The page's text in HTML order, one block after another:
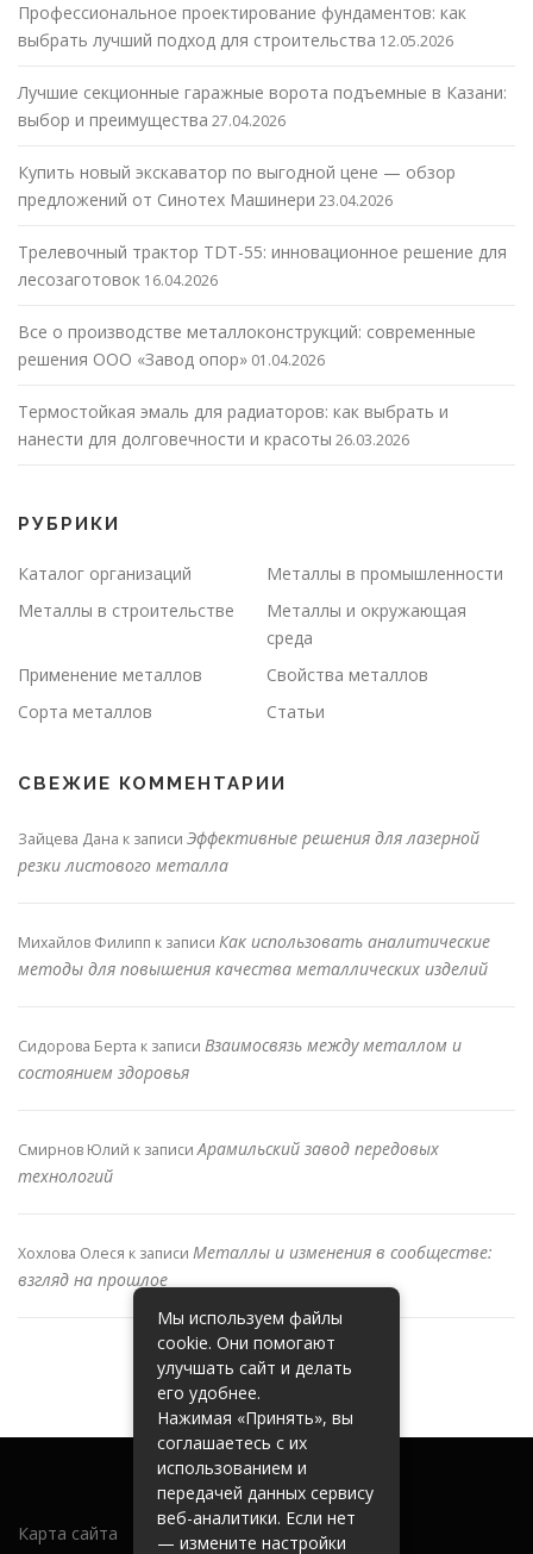
Профессиональное проектирование фундаментов: как
выбрать лучший подход для строительства 12.05.2026
Лучшие секционные гаражные ворота подъемные в Казани:
выбор и преимущества 27.04.2026
Купить новый экскаватор по выгодной цене — обзор
предложений от Синотех Машинери 23.04.2026
Трелевочный трактор TDT-55: инновационное решение для
лесозаготовок 16.04.2026
Все о производстве металлоконструкций: современные
решения ООО «Завод опор» 01.04.2026
Термостойкая эмаль для радиаторов: как выбрать и
нанести для долговечности и красоты 26.03.2026
РУБРИКИ
Каталог организаций
Металлы в промышленности
Металлы в строительстве
Металлы и окружающая
среда
Применение металлов
Свойства металлов
Сорта металлов
Статьи
СВЕЖИЕ КОММЕНТАРИИ
Зайцева Дана к записи Эффективные решения для лазерной
резки листового металла
Михайлов Филипп к записи Как использовать аналитические
методы для повышения качества металлических изделий
Сидорова Берта к записи Взаимосвязь между металлом и
состоянием здоровья
Смирнов Юлий к записиАрамильский завод передовых
технологий
Хохлова Олеся к записи Металлы и изменения в сообществе:
взгляд на прошлое
Карта сайта
Мы используем файлы
cookie. Они помогают
улучшать сайт и делать
его удобнее.
Нажимая «Принять», вы
соглашаетесь с их
использованием и
передачей данных сервису
веб-аналитики. Если нет
— измените настройки